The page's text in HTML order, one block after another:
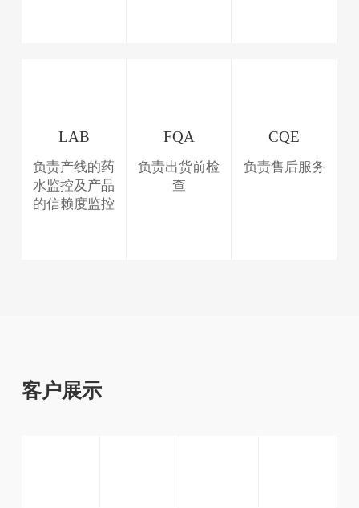
LAB
负责产线的药
水监控及产品
的信赖度监控
FQA
负责出货前检
查
CQE
负责售后服务
客户展示